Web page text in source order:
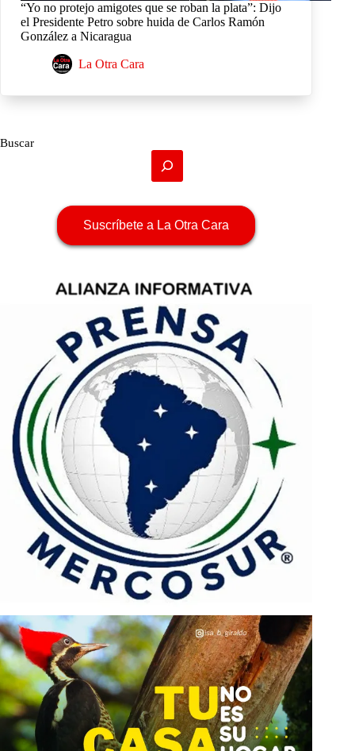
“Yo no protejo amigotes que se roban la plata”: Dijo
el Presidente Petro sobre huida de Carlos Ramón
González a Nicaragua
La Otra Cara
Buscar
Suscríbete a La Otra Cara